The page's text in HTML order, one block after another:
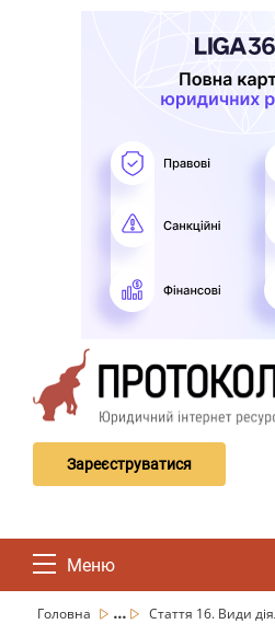
Зареєструватися
Меню
Головна ...
Стаття 16. Види